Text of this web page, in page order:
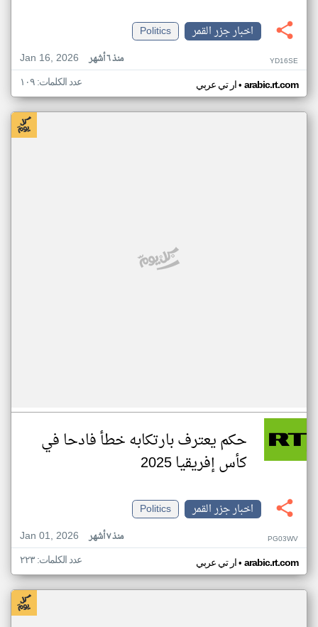
اخبار جزر القمر
Politics
Jan 16, 2026
منذ ٦ أشهر YD16SE
ار تي عربي• arabic.rt.com عدد الكلمات: ١٠٩
حكم يعترف بارتكابه خطأ فادحا في
كأس إفريقيا 2025
اخبار جزر القمر
Politics
Jan 01, 2026
منذ ٧ أشهر PG03WV
ار تي عربي• arabic.rt.com عدد الكلمات: ٢٢٣